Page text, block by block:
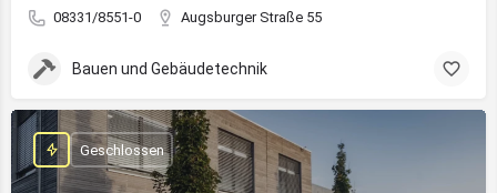
08331/8551-0 Augsburger Straße 55
Bauen und Gebäudetechnik
Geschlossen